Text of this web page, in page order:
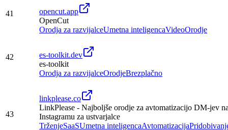
41
opencut.app
OpenCut
Orodja za razvijalceUmetna inteligencaVideoOrodje
42
es-toolkit.dev
es-toolkit
Orodja za razvijalceOrodjeBrezplačno
43
linkplease.co
LinkPlease - Najboljše orodje za avtomatizacijo DM-jev
Instagramu za ustvarjalce
TrženjeSaaSUmetna inteligencaAvtomatizacija